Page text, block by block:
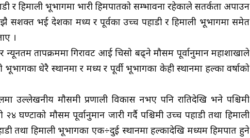
र हिमाली भूभागमा भारी हिमपातको सम्भावना रहेकाले सतर्कता अपाउन
सशक्त भई देशका मध्य र पूर्वका उच्च पहाडी र हिमाली भूभागमा समेत
।
तापक्रममा गिरावट आई चिसो बढ्ने मौसम पूर्वानुमान महाशाखाले
धेरै स्थानमा र मध्य र पूर्वी भूभागका केही स्थानमा हल्का वर्षाको
उल्लेखनीय मौसमी प्रणाली विकास नभए पनि रातिदेखि भने पश्चिमी
घण्टाको मौसम पूर्वानुमान जारी गर्दै पश्चिमी उच्च पहाडी तथा हिमाली
तथा हिमाली भूभागका एक÷दुई स्थानमा हल्कादेखि मध्यम हिमपात हुने